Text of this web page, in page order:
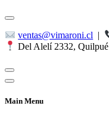
ventas@vimaroni.cl |
Del Alelí 2332, Quilpué
Main Menu